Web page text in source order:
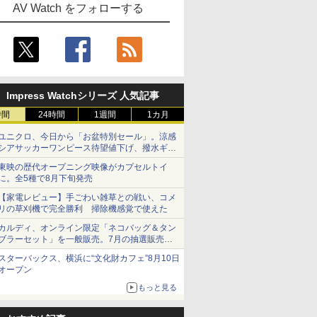
AV Watch をフォローする
Impress Watchシリーズ 人気記事
24時間 1週間 1カ月
ニクロ、今日から「お盆特別セール」。涼感
アサッカーワンピース待望値下げ、撥水ギア
ョーツは1990円に
映の歴代オープニング映像がカプセルトイ
。全5種で8月下旬発売
家電レビュー】手ごわい雑草との戦い、コメ
の草刈機で完全勝利 掃除機感覚で使えた
ルディ、オンライン限定「ネコバッグ＆タン
ラーセット」を一般販売。7月の抽選販売の
選無効分
ターバックス、横浜に“文化財カフェ”8月10日
ープン
もっと見る